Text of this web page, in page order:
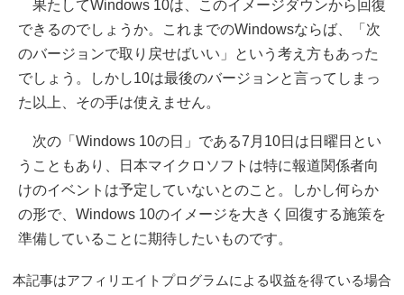
果たしてWindows 10は、このイメージダウンから回復
できるのでしょうか。これまでのWindowsならば、「次
のバージョンで取り戻せばいい」という考え方もあった
でしょう。しかし10は最後のバージョンと言ってしまっ
た以上、その手は使えません。
次の「Windows 10の日」である7月10日は日曜日とい
うこともあり、日本マイクロソフトは特に報道関係者向
けのイベントは予定していないとのこと。しかし何らか
の形で、Windows 10のイメージを大きく回復する施策を
準備していることに期待したいものです。
本記事はアフィリエイトプログラムによる収益を得ている場合